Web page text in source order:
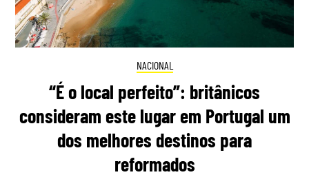
NACIONAL
“É o local perfeito”: britânicos
consideram este lugar em Portugal um
dos melhores destinos para
reformados